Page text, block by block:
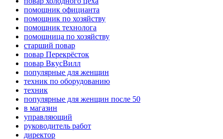
помощник официанта
помощник по хозяйству
помощник технолога
помощница по хозяйству
старший повар
повар Перекрёсток
повар ВкусВилл
популярные для женщин
техник по оборудованию
техник
популярные для женщин после 50
в магазин
управляющий
руководитель работ
директор